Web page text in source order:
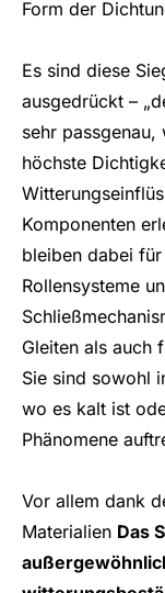
Form der
Es sind diese
ausgedrückt –
sehr
höchste
Komponenten
bleiben dabei
Rollensysteme
Gleiten als auch
Sie sind sowohl
wo es kalt ist
Phänomene
Vor allem dank
Materialien Das